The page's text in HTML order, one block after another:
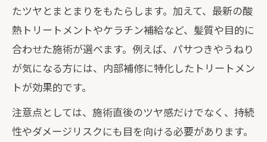
たツヤとまとまりをもたらします。加えて、最新の酸
熱トリートメントやケラチン補給など、髪質や目的に
合わせた施術が選べます。例えば、パサつきやうねり
が気になる方には、内部補修に特化したトリートメン
トが効果的です。
注意点としては、施術直後のツヤ感だけでなく、持続
性やダメージリスクにも目を向ける必要があります。